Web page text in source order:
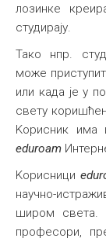
ФИЛУМНИ
Међународна
лозинке
студирају.
Тако нпр.
може
или када је у
свету
Kорисник има
eduroam
Kорисници
научно-
широм света.
професори,